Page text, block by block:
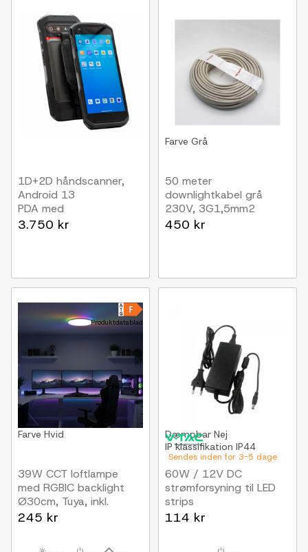
1D+2D håndscanner,
Android 13
PDA med
stregkodescanner og
3.750 kr
Farve Grå
50 meter
downlightkabel grå
230V, 3G1,5mm2
450 kr
Produktdatablad
Farve Hvid
39W CCT loftlampe
med RGBIC backlight
Ø30cm, Tuya, inkl.
fjernbetjening
245 kr
Sendes inden for 3-5 dage
Dæmpbar Nej
IP klassifikation IP44
60W / 12V DC
strømforsyning til LED
strips
5A, IP44 vådrum
114 kr